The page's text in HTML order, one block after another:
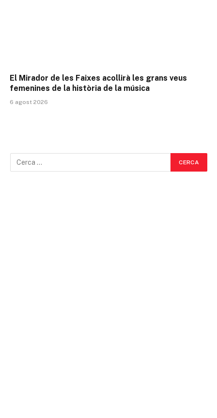
El Mirador de les Faixes acollirà les grans veus
femenines de la història de la música
6 agost 2026